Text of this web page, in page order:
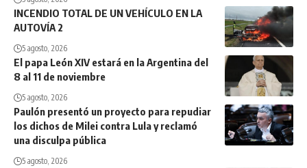
INCENDIO TOTAL DE UN VEHÍCULO EN LA
AUTOVÍA 2
5 agosto, 2026
El papa León XIV estará en la Argentina del
8 al 11 de noviembre
5 agosto, 2026
Paulón presentó un proyecto para repudiar
los dichos de Milei contra Lula y reclamó
una disculpa pública
5 agosto, 2026